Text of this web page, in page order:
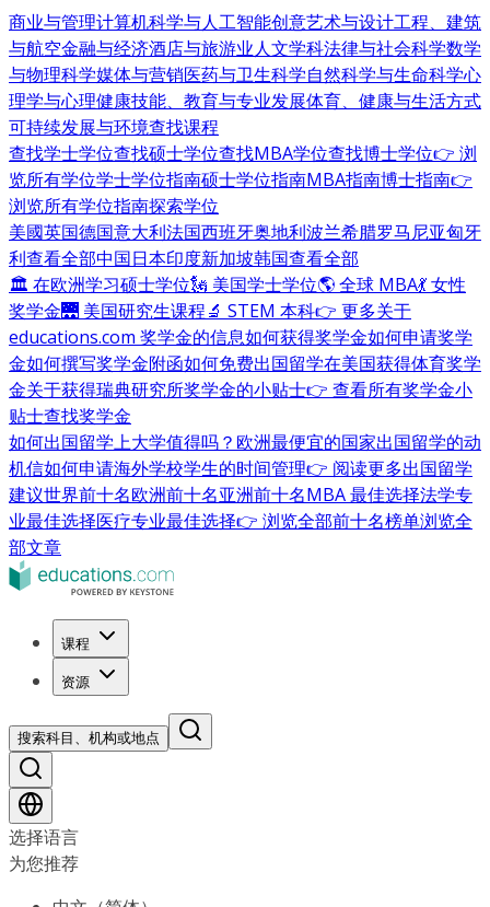
商业与管理计算机科学与人工智能创意艺术与设计工程、建筑
与航空金融与经济酒店与旅游业人文学科法律与社会科学数学
与物理科学媒体与营销医药与卫生科学自然科学与生命科学心
理学与心理健康技能、教育与专业发展体育、健康与生活方式
可持续发展与环境查找课程
查找学士学位查找硕士学位查找MBA学位查找博士学位👉 浏
览所有学位学士学位指南硕士学位指南MBA指南博士指南👉
浏览所有学位指南探索学位
美國英国德国意大利法国西班牙奥地利波兰希腊罗马尼亚匈牙
利查看全部中国日本印度新加坡韩国查看全部
🏛 在欧洲学习硕士学位🗽 美国学士学位🌎 全球 MBA💃 女性
奖学金🌉 美国研究生课程🔬 STEM 本科👉 更多关于
educations.com 奖学金的信息如何获得奖学金如何申请奖学
金如何撰写奖学金附函如何免费出国留学在美国获得体育奖学
金关于获得瑞典研究所奖学金的小贴士👉 查看所有奖学金小
贴士查找奖学金
如何出国留学上大学值得吗？ 欧洲最便宜的国家出国留学的动
机信如何申请海外学校学生的时间管理👉 阅读更多出国留学
建议世界前十名欧洲前十名亚洲前十名MBA 最佳选择法学专
业最佳选择医疗专业最佳选择👉 浏览全部前十名榜单浏览全
部文章
课程
资源
搜索科目、机构或地点
选择语言
为您推荐